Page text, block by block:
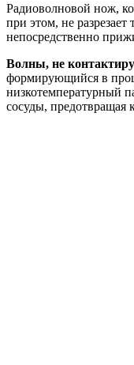
Радиоволновой нож,
при этом, не
непосредственно
Волны, не
формирующийся в
низкотемпературный
сосуды, предотвращая